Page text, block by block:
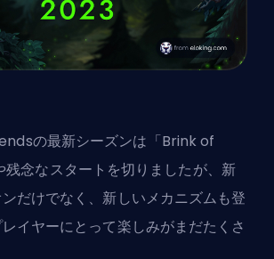
の最新シーズンは「Brink of
念なスタートを切りましたが、新
だけでなく、新しいメカニズムも登
イヤーにとって楽しみがまだたくさ